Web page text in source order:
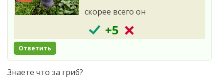
скорее всего он
+5
Ответить
Знаете что за гриб?